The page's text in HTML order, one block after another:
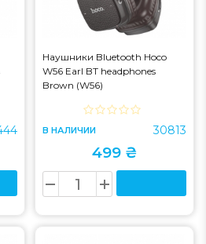
Наушники Bluetooth Hoco
W56 Earl BT headphones
Brown (W56)
В НАЛИЧИИ 30813
499 ₴